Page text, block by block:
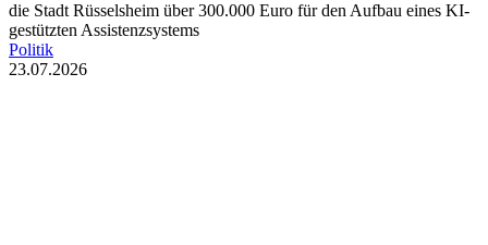
die Stadt Rüsselsheim über 300.000 Euro für den Aufbau eines KI-
gestützten Assistenzsystems
Politik
23.07.2026